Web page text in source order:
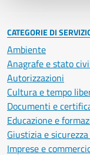
CATEGORIE DI
Ambiente
Anagrafe e stato
Autorizzazioni
Cultura e tempo
Documenti e
Educazione e
Giustizia e
Imprese e